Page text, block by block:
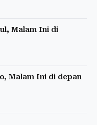
Malam Ini di
Malam Ini di depan